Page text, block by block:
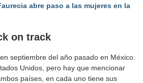
abre paso a las mujeres en la
on track
septiembre del año pasado en México.
Unidos, pero hay que mencionar
países, en cada uno tiene sus